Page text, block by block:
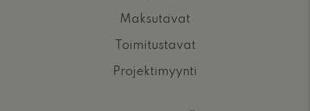
Maksutavat
Toimitustavat
Projektimyynti